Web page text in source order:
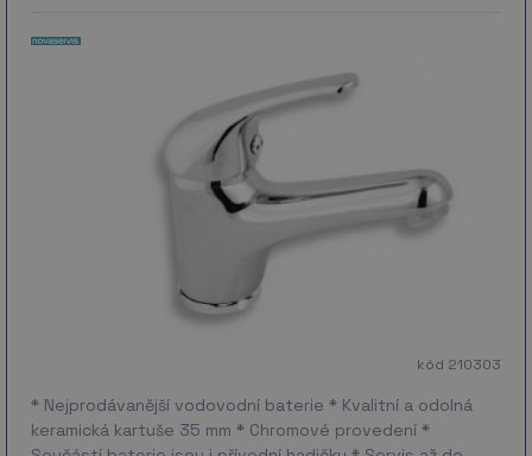
kód 210303
* Nejprodávanější vodovodní baterie * Kvalitní a odolná
keramická kartuše 35 mm * Chromové provedení *